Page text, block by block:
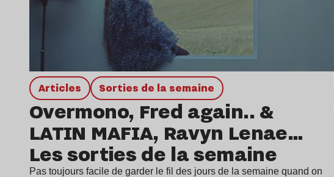
Articles Sorties de la semaine
Overmono, Fred again.. &
LATIN MAFIA, Ravyn Lenae…
Les sorties de la semaine
Pas toujours facile de garder le fil des jours de la semaine quand on